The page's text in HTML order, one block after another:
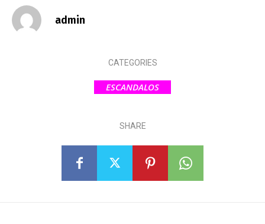
admin
CATEGORIES
ESCANDALOS
SHARE